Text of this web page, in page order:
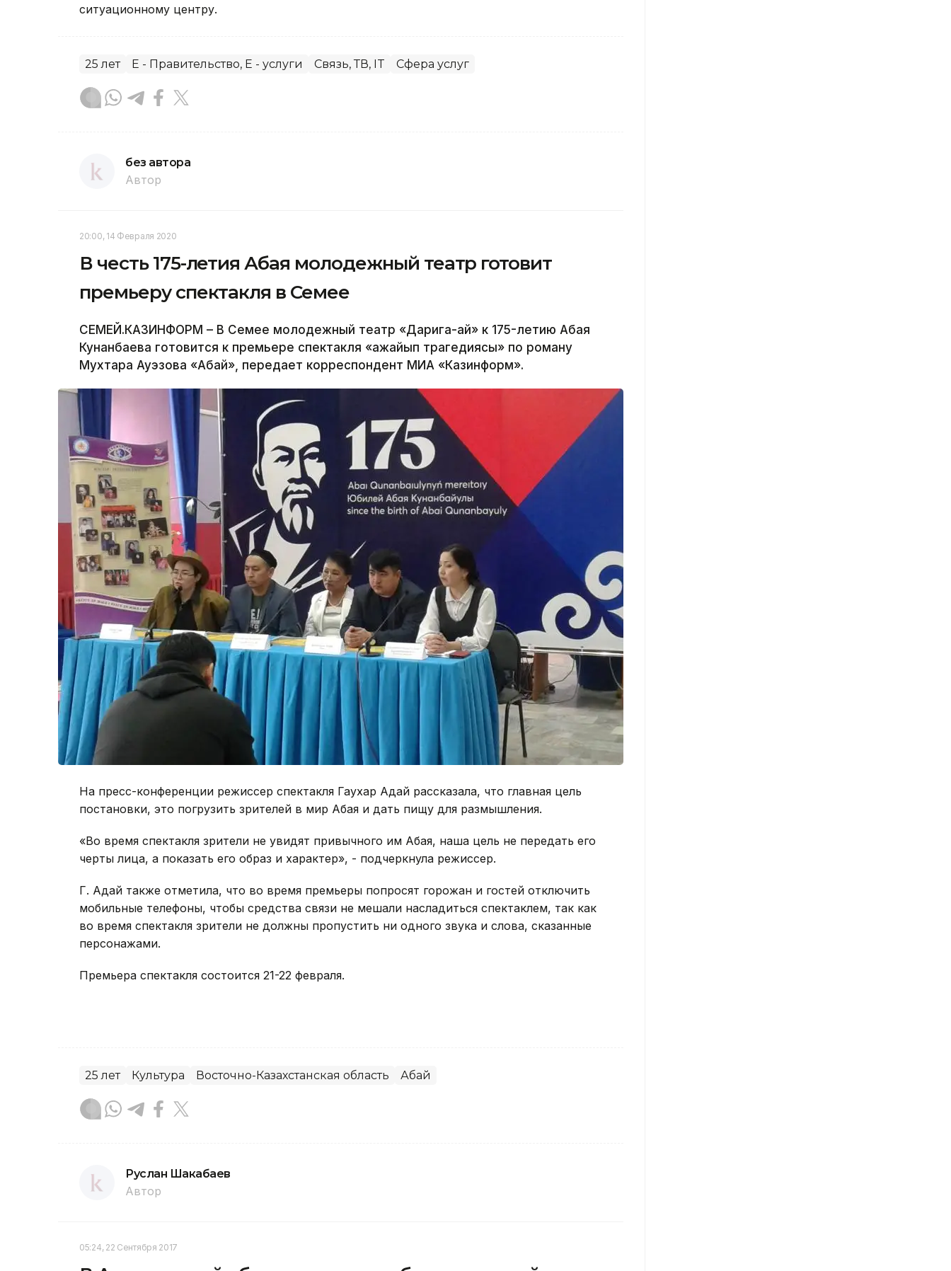
ситуационному центру.
25 лет E - Правительство, E - услуги Связь, ТВ, IT Сфера услуг
без автора
Автор
20:00, 14 Февраля 2020
В честь 175-летия Абая молодежный театр готовит
премьеру спектакля в Семее
СЕМЕЙ.КАЗИНФОРМ – В Семее молодежный театр «Дарига-ай» к 175-летию Абая
Кунанбаева готовится к премьере спектакля «Ғажайып трагедиясы» по роману
Мухтара Ауэзова «Абай», передает корреспондент МИА «Казинформ».
На пресс-конференции режиссер спектакля Гаухар Адай рассказала, что главная цель
постановки, это погрузить зрителей в мир Абая и дать пищу для размышления.
«Во время спектакля зрители не увидят привычного им Абая, наша цель не передать его
черты лица, а показать его образ и характер», - подчеркнула режиссер.
Г. Адай также отметила, что во время премьеры попросят горожан и гостей отключить
мобильные телефоны, чтобы средства связи не мешали насладиться спектаклем, так как
во время спектакля зрители не должны пропустить ни одного звука и слова, сказанные
персонажами.
Премьера спектакля состоится 21-22 февраля.
25 лет Культура Восточно-Казахстанская область Абай
Руслан Шакабаев
Автор
05:24, 22 Сентября 2017